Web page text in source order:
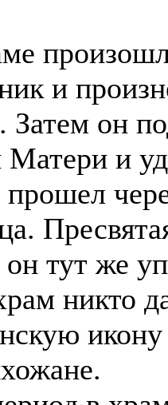
и
Затем он
и
прошел
он тут же
никто